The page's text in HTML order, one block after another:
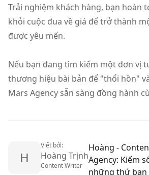
Trải nghiệm khách hàng, bạn hoàn
khỏi cuộc đua về giá để trở thành
được yêu mến.
Nếu bạn đang tìm kiếm một đơn vị
thương hiệu bài bản để "thổi hồn"
Mars Agency sẵn sàng đồng hành
H
Viết bởi:
Hoàng Trịnh
Content Writer
Hoàng -
Agency: Kiếm
những thứ bạn